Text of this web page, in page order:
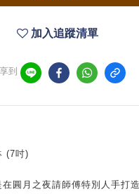
加入追蹤清單
到
(7吋)
圓月之夜請師傅特別人手打